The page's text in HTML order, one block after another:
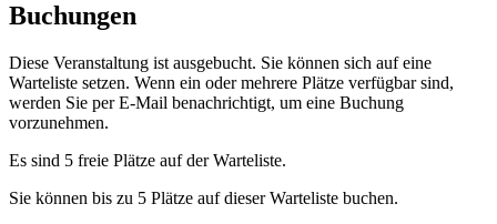
Buchungen
Diese Veranstaltung ist ausgebucht. Sie können sich auf eine
Warteliste setzen. Wenn ein oder mehrere Plätze verfügbar sind,
werden Sie per E-Mail benachrichtigt, um eine Buchung
vorzunehmen.
Es sind 5 freie Plätze auf der Warteliste.
Sie können bis zu 5 Plätze auf dieser Warteliste buchen.